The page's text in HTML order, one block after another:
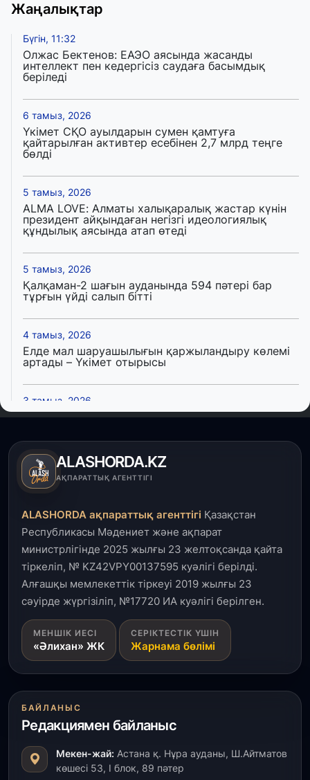
Жаңалықтар
Бүгін, 11:32
Олжас Бектенов: ЕАЭО аясында жасанды
интеллект пен кедергісіз саудаға басымдық
беріледі
6 тамыз, 2026
Үкімет СҚО ауылдарын сумен қамтуға
қайтарылған активтер есебінен 2,7 млрд теңге
бөлді
5 тамыз, 2026
ALMA LOVE: Алматы халықаралық жастар күнін
президент айқындаған негізгі идеологиялық
құндылық аясында атап өтеді
5 тамыз, 2026
Қалқаман-2 шағын ауданында 594 пәтері бар
тұрғын үйді салып бітті
4 тамыз, 2026
Елде мал шаруашылығын қаржыландыру көлемі
артады – Үкімет отырысы
3 тамыз, 2026
Өңірлерде жаңа вокзалдар, су құбыры,
пайдалануға берілді
3 тамыз, 2026
салынып жатыр
1 тамыз, 2026
Кинопоиск Қазақстан азаматтарының ең
танымал онлайн-кинотеатрына айналды
31 шілде, 2026
Ақмола облысындағы кездесуде кәсіпкерлер мен
ұстаздар «Әділет» партиясына өз ұсыныстарын
айтты
ҚР Президенті Орталық Азия елдеріне
ұзақмерзімді ынтымақтастық жоспарын әзірлеуді
ұсынды
31 шілде, 2026
ALASHORDA.KZ
АҚПАРАТТЫҚ АГЕНТТІГІ
ALASHORDA ақпараттық агенттігі Қазақстан
Республикасы Мәдениет және ақпарат
министрлігінде 2025 жылғы 23 желтоқсанда қайта
тіркеліп, № KZ42VPY00137595 куәлігі берілді.
Алғашқы мемлекеттік тіркеуі 2019 жылғы 23
сәуірде жүргізіліп, №17720 ИА куәлігі берілген.
МЕНШІК ИЕСІ
«Әлихан» ЖК
СЕРІКТЕСТІК ҮШІН
Жарнама бөлімі
БАЙЛАНЫС
Редакциямен байланыс
Мекен-жай: Астана қ. Нұра ауданы, Ш.Айтматов
көшесі 53, І блок, 89 пәтер